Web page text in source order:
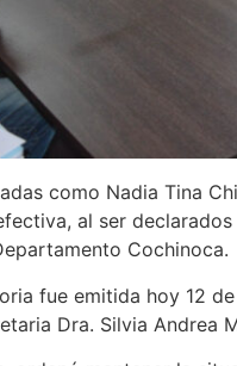
como Nadia Tina
al ser
Cochinoca.
fue emitida hoy 12
Dra. Silvia Andrea